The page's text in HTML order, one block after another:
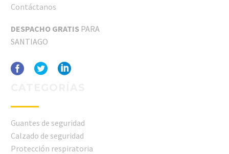
Contáctanos
DESPACHO GRATIS PARA
SANTIAGO
Guantes de seguridad
Calzado de seguridad
Protección respiratoria